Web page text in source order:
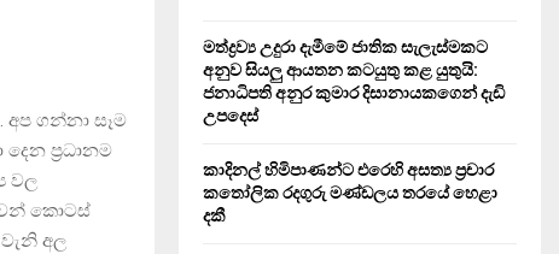
ගන්නා සෑම
ප්‍රධානම
වල
කොටස්
අල
මත්ද්‍රව්‍ය උදුරා දැමීමේ ජාතික සැලැස්මකට
අනුව සියලු ආයතන කටයුතු කළ යුතුයි:
ජනාධිපති අනුර කුමාර දිසානායකගෙන් දැඩි
උපදෙස්
කාදිනල් හිමිපාණන්ට එරෙහි අසත්‍ය ප්‍රචාර
කතෝලික රදගුරු මණ්ඩලය තරයේ හෙළා
දකී